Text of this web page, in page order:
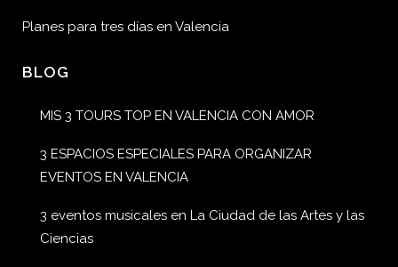
Planes para tres días en Valencia
BLOG
MIS 3 TOURS TOP EN VALENCIA CON AMOR
3 ESPACIOS ESPECIALES PARA ORGANIZAR
EVENTOS EN VALENCIA
3 eventos musicales en La Ciudad de las Artes y las
Ciencias